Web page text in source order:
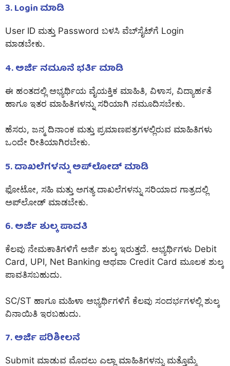
3. Login ಮಾಡಿ
User ID ಮತ್ತು Password ಬಳಸಿ ವೆಬ್‌ಸೈಟ್‌ಗೆ Login
ಮಾಡಬೇಕು.
4. ಅರ್ಜಿ ನಮೂನೆ ಭರ್ತಿ ಮಾಡಿ
ಈ ಹಂತದಲ್ಲಿ ಅಭ್ಯರ್ಥಿಯ ವೈಯಕ್ತಿಕ ಮಾಹಿತಿ, ವಿಳಾಸ, ವಿದ್ಯಾರ್ಹತೆ
ಹಾಗೂ ಇತರ ಮಾಹಿತಿಗಳನ್ನು ಸರಿಯಾಗಿ ನಮೂದಿಸಬೇಕು.
ಹೆಸರು, ಜನ್ಮ ದಿನಾಂಕ ಮತ್ತು ಪ್ರಮಾಣಪತ್ರಗಳಲ್ಲಿರುವ ಮಾಹಿತಿಗಳು
ಒಂದೇ ರೀತಿಯಾಗಿರಬೇಕು.
5. ದಾಖಲೆಗಳನ್ನು ಅಪ್‌ಲೋಡ್ ಮಾಡಿ
ಫೋಟೋ, ಸಹಿ ಮತ್ತು ಅಗತ್ಯ ದಾಖಲೆಗಳನ್ನು ಸರಿಯಾದ ಗಾತ್ರದಲ್ಲಿ
ಅಪ್‌ಲೋಡ್ ಮಾಡಬೇಕು.
6. ಅರ್ಜಿ ಶುಲ್ಕ ಪಾವತಿ
ಕೆಲವು ನೇಮಕಾತಿಗಳಿಗೆ ಅರ್ಜಿ ಶುಲ್ಕ ಇರುತ್ತದೆ. ಅಭ್ಯರ್ಥಿಗಳು Debit
Card, UPI, Net Banking ಅಥವಾ Credit Card ಮೂಲಕ ಶುಲ್ಕ
ಪಾವತಿಸಬಹುದು.
SC/ST ಹಾಗೂ ಮಹಿಳಾ ಅಭ್ಯರ್ಥಿಗಳಿಗೆ ಕೆಲವು ಸಂದರ್ಭಗಳಲ್ಲಿ ಶುಲ್ಕ
ವಿನಾಯಿತಿ ಇರಬಹುದು.
7. ಅರ್ಜಿ ಪರಿಶೀಲನೆ
Submit ಮಾಡುವ ಮೊದಲು ಎಲ್ಲಾ ಮಾಹಿತಿಗಳನ್ನು ಮತ್ತೊಮ್ಮೆ